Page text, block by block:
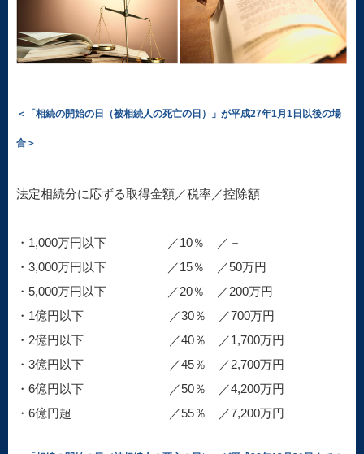
＜「相続の開始の日（被相続人の死亡の日）」が平成27年1月1日以後の場
合＞
法定相続分に応ずる取得金額／税率／控除額
・1,000万円以下 ／10％ ／－
・3,000万円以下 ／15％ ／50万円
・5,000万円以下 ／20％ ／200万円
・1億円以下 ／30％ ／700万円
・2億円以下 ／40％ ／1,700万円
・3億円以下 ／45％ ／2,700万円
・6億円以下 ／50％ ／4,200万円
・6億円超 ／55％ ／7,200万円